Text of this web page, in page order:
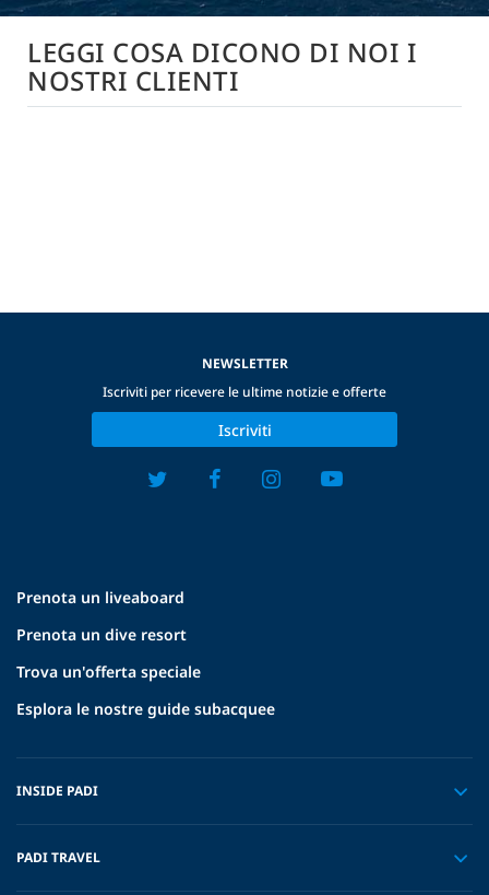
LEGGI COSA DICONO DI NOI I
NOSTRI CLIENTI
Prenota un liveaboard
Prenota un dive resort
Trova un'offerta speciale
Esplora le nostre guide subacquee
INSIDE PADI
PADI TRAVEL
NEWSLETTER
Iscriviti per ricevere le ultime notizie e offerte
Iscriviti